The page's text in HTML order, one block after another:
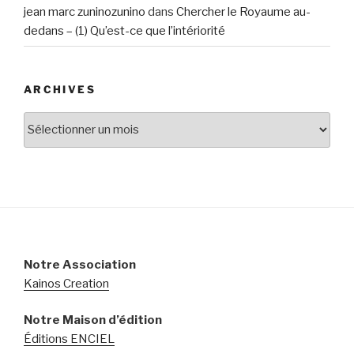
jean marc zuninozunino dans Chercher le Royaume au-
dedans – (1) Qu’est-ce que l’intériorité
ARCHIVES
Notre Association
Kainos Creation
Notre Maison d’édition
Éditions ENCIEL